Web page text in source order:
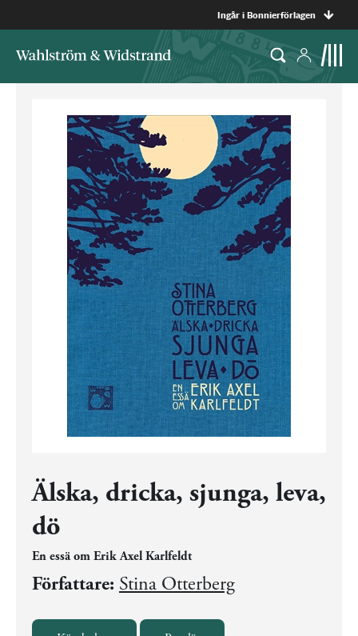
Ingår i Bonnierförlagen
Älska, dricka, sjunga, leva,
dö
En essä om Erik Axel Karlfeldt
Författare: Stina Otterberg